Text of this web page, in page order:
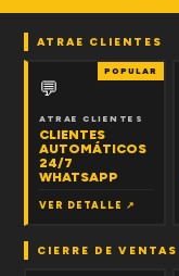
ATRAE CLIENTES
POPULAR
💬
ATRAE CLIENTES
CLIENTES
AUTOMÁTICOS
24/7
WHATSAPP
VER DETALLE ↗
CIERRE DE